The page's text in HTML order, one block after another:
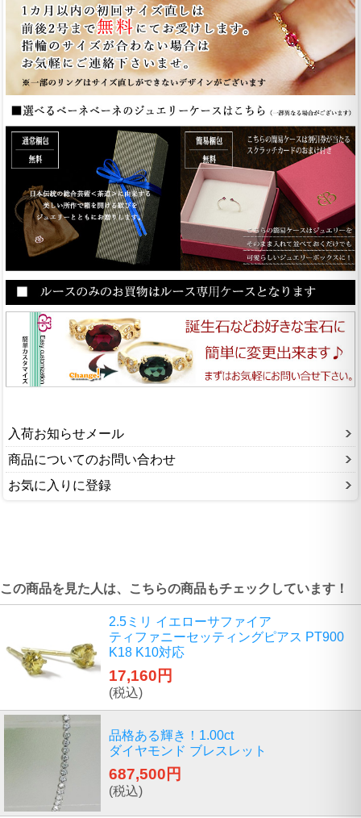
入荷お知らせメール
商品についてのお問い合わせ
お気に入りに登録
この商品を見た人は、こちらの商品もチェックしています！
2.5ミリ イエローサファイア
ティファニーセッティングピアス PT900
K18 K10対応
17,160円
(税込)
品格ある輝き！1.00ct
ダイヤモンド ブレスレット
687,500円
(税込)